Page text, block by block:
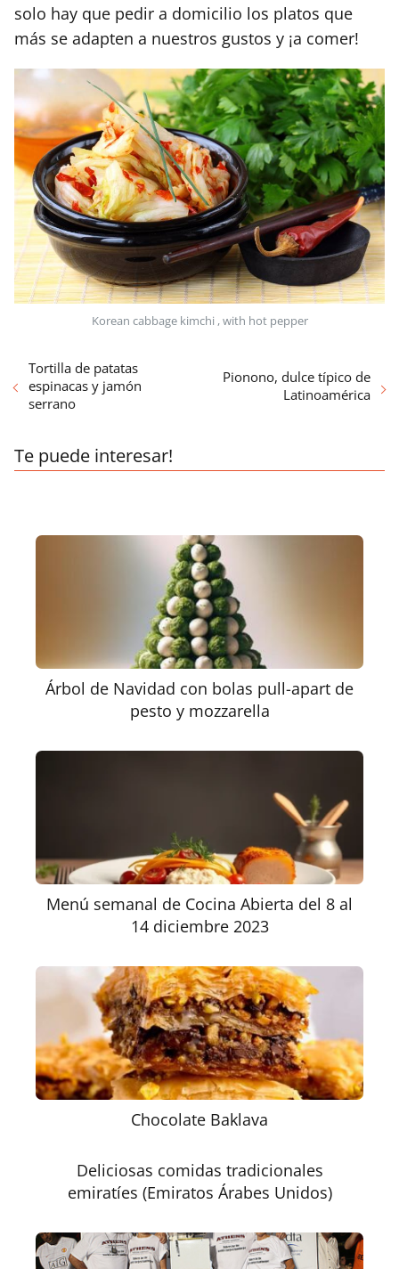
solo hay que pedir a domicilio los platos que
más se adapten a nuestros gustos y ¡a comer!
Korean cabbage kimchi , with hot pepper
Tortilla de patatas
espinacas y jamón
serrano
Pionono, dulce típico de
Latinoamérica
Te puede interesar!
Árbol de Navidad con bolas pull-apart de
pesto y mozzarella
Menú semanal de Cocina Abierta del 8 al
14 diciembre 2023
Chocolate Baklava
Deliciosas comidas tradicionales
emiratíes (Emiratos Árabes Unidos)